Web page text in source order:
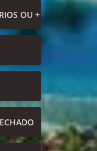
OU +